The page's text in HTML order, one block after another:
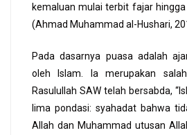
kemaluan mulai terbit fajar
(Ahmad Muhammad al-Hushari,
Pada dasarnya puasa adalah
oleh Islam. Ia merupakan
Rasulullah SAW telah bersabda,
lima pondasi: syahadat bahwa
Allah dan Muhammad utusan